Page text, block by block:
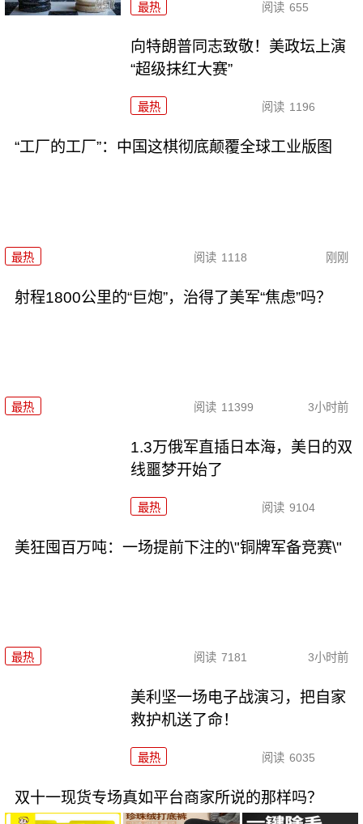
最热 阅读 655
向特朗普同志致敬！美政坛上演
“超级抹红大赛”
最热 阅读 1196
“工厂的工厂”：中国这棋彻底颠覆全球工业版图
最热 阅读 1118 刚刚
射程1800公里的“巨炮”，治得了美军“焦虑”吗？
最热 阅读 11399 3小时前
1.3万俄军直插日本海，美日的双
线噩梦开始了
最热 阅读 9104
美狂囤百万吨：一场提前下注的\"铜牌军备竞赛\"
最热 阅读 7181 3小时前
美利坚一场电子战演习，把自家
救护机送了命！
最热 阅读 6035
双十一现货专场真如平台商家所说的那样吗？